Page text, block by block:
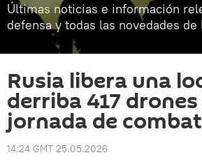
Últimas noticias e información
defensa y todas las novedades
Rusia libera una
derriba 417
jornada de
14:24 GMT 25.05.2026